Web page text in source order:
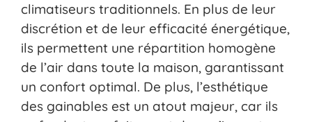
climatiseurs traditionnels. En plus de leur
discrétion et de leur efficacité énergétique,
ils permettent une répartition homogène
de l’air dans toute la maison, garantissant
un confort optimal. De plus, l’esthétique
des gainables est un atout majeur, car ils